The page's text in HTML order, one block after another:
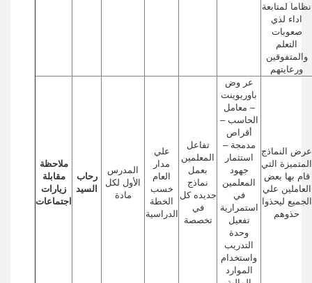
نظاما لمتابعة
اداء لذي
صعوبات
التعلم
والمتفوقين
ورعايتهم
عرض النماذج
المتميزة التي
قام بها بعض
العاملين علي
الجميع ليحذوا
حذوهم
عر وض
باوربوينت
– معامل
الحاسب –
أقراص
مدمجة –
استثمار
جهود
المعلمين
في
استمرارية
تفعيل
وحدة
التدريب
واستخدام
الموارد
تفاعل
المعلمين
بعمل
نماذج
جديده كل
في
تخصصة
علي
مدار
العام
خسب
الخطة
الدراسية
المدرس
الأول لكل
مادة
رحاب
السيد
ملاحظة
مقابلة
زيارات
اجتماعات